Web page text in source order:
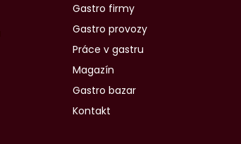
Gastro firmy
Gastro provozy
Práce v gastru
Magazín
Gastro bazar
Kontakt